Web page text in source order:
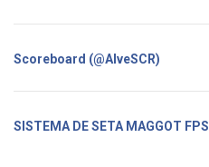
Scoreboard (@AlveSCR)
SISTEMA DE SETA MAGGOT FPS